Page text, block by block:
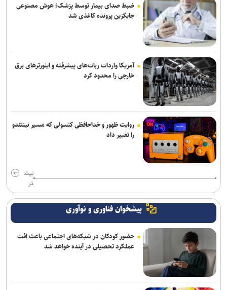
ضبط صدای بیمار توسط پزشک؛ هوش مصنوعی
جایگزین پرونده کاغذی شد
آمریکا واردات ربات‌های پیشرفته و اینورترهای برق
خارجی را محدود کرد
روایت ظهور و خداحافظی کنسولی که مسیر نینتندو
را تغییر داد
بیش
تر
پیشخوان فناوری و نوآوری
حضور کودکان در شبکه‌های اجتماعی باعث افت
عملکرد تحصیلی در آینده خواهد شد